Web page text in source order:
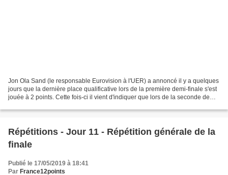
Jon Ola Sand (le responsable Eurovision à l'UER) a annoncé il y a quelques
jours que la dernière place qualificative lors de la première demi-finale s'est
jouée à 2 points. Cette fois-ci il vient d'indiquer que lors de la seconde demi-
Répétitions - Jour 11 - Répétition générale de la
finale
Publié le 17/05/2019 à 18:41
Par France12points